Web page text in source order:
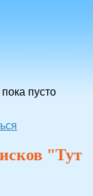
пока пусто
"Тут